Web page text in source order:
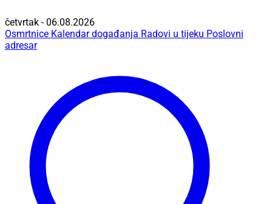
četvrtak - 06.08.2026
Osmrtnice Kalendar događanja Radovi u tijeku Poslovni
adresar